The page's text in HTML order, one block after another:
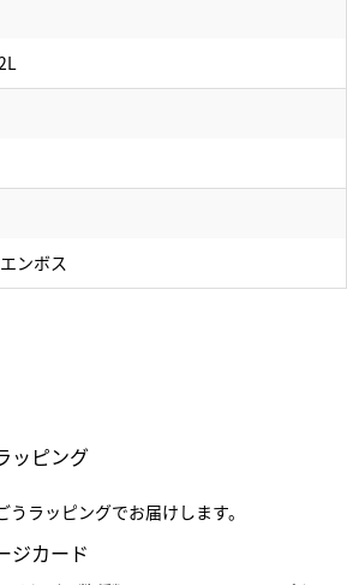
ンボス
ッピング
ラッピングでお届けします。
ジカード